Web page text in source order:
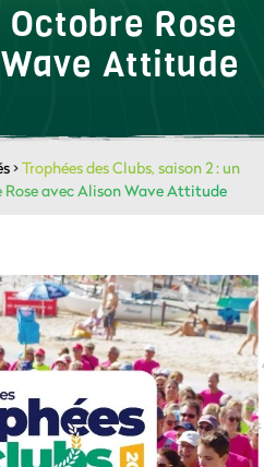
Rose
Attitude
>Trophées des Clubs, saison 2 : un
avec Alison Wave Attitude